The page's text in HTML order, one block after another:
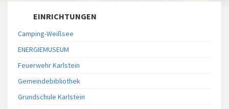
EINRICHTUNGEN
Camping-Weißsee
ENERGIEMUSEUM
Feuerwehr Karlstein
Gemeindebibliothek
Grundschule Karlstein